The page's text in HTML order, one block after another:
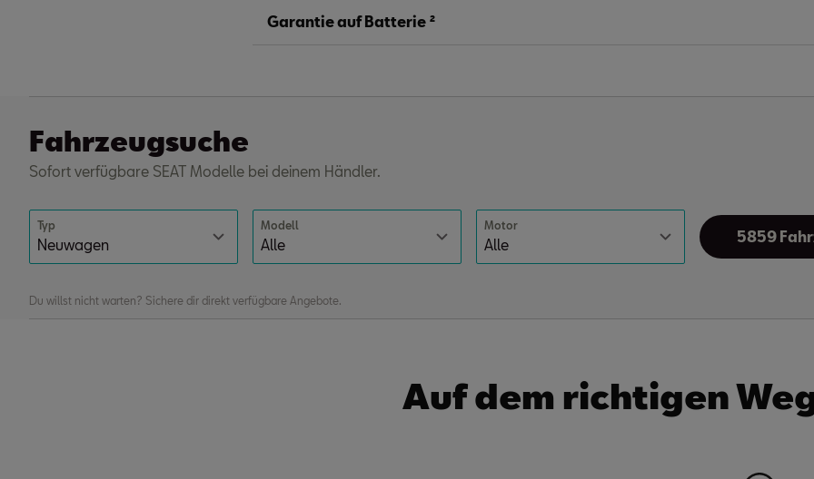
Garantie auf Batterie ²
Fahrzeugsuche
Sofort verfügbare SEAT Modelle bei deinem Händler.
Typ Modell Motor
5859
Du willst nicht warten? Sichere dir direkt verfügbare Angebote.
Auf dem richtigen